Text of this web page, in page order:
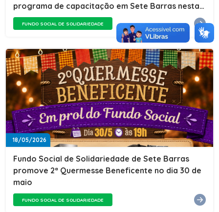
programa de capacitação em Sete Barras nesta
sexta (22)
FUNDO SOCIAL DE SOLIDARIEDADE
18/05/2026
Fundo Social de Solidariedade de Sete Barras
promove 2ª Quermesse Beneficente no dia 30 de
maio
FUNDO SOCIAL DE SOLIDARIEDADE